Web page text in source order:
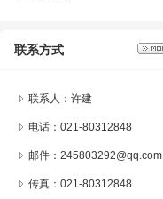
联系方式
联系人：许建
电话：021-80312848
邮件：245803292@qq.com
传真：021-80312848